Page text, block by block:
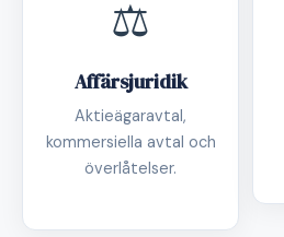
⚖️
Affärsjuridik
Aktieägaravtal,
kommersiella avtal och
överlåtelser.